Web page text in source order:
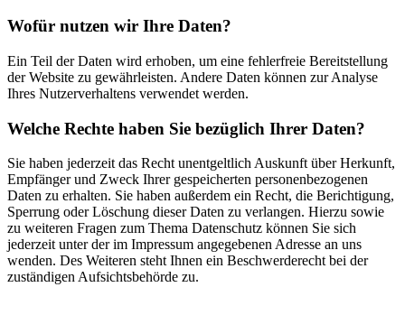
Wofür nutzen wir Ihre Daten?
Ein Teil der Daten wird erhoben, um eine fehlerfreie Bereitstellung
der Website zu gewährleisten. Andere Daten können zur Analyse
Ihres Nutzerverhaltens verwendet werden.
Welche Rechte haben Sie bezüglich Ihrer Daten?
Sie haben jederzeit das Recht unentgeltlich Auskunft über Herkunft,
Empfänger und Zweck Ihrer gespeicherten personenbezogenen
Daten zu erhalten. Sie haben außerdem ein Recht, die Berichtigung,
Sperrung oder Löschung dieser Daten zu verlangen. Hierzu sowie
zu weiteren Fragen zum Thema Datenschutz können Sie sich
jederzeit unter der im Impressum angegebenen Adresse an uns
wenden. Des Weiteren steht Ihnen ein Beschwerderecht bei der
zuständigen Aufsichtsbehörde zu.